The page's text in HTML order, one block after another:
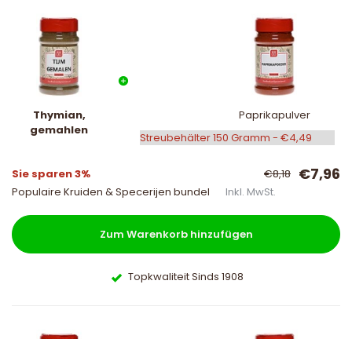
Thymian,
gemahlen
Paprikapulver
Sie sparen 3% €8,18 €7,96
Populaire Kruiden & Specerijen bundel Inkl. MwSt.
Zum Warenkorb hinzufügen
Topkwaliteit Sinds 1908